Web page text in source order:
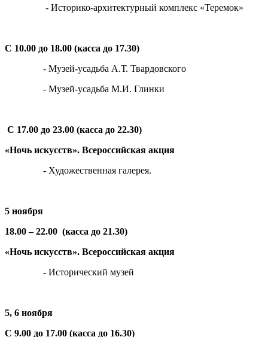
- Историко-архитектурный комплекс «Теремок»
С 10.00 до 18.00 (касса до 17.30)
- Музей-усадьба А.Т. Твардовского
- Музей-усадьба М.И. Глинки
С 17.00 до 23.00 (касса до 22.30)
«Ночь искусств». Всероссийская акция
- Художественная галерея.
5 ноября
18.00 – 22.00 (касса до 21.30)
«Ночь искусств». Всероссийская акция
- Исторический музей
5, 6 ноября
С 9.00 до 17.00 (касса до 16.30)